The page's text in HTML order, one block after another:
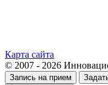
Карта сайта
© 2007 - 2026
Запись на прием